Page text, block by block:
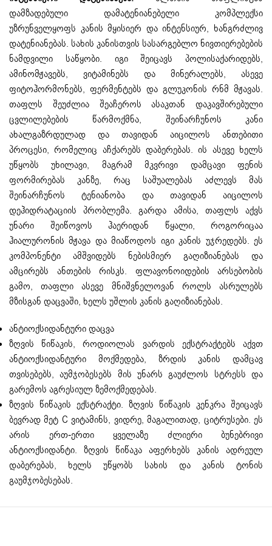
დამზადებული დამატენიანებელი კომპლექსი
უზრუნველყოფს კანის მყისიერ და ინტენსიურ, ხანგრძლივ
დატენიანებას. სახის კანისთვის სასარგებლო ნივთიერებების
ნამდვილი საწყობი. იგი შეიცავს პოლისაქარიდებს,
ამინომჟავებს, ვიტამინებს და მინერალებს, ასევე
ფიტოჰორმონებს, ფერმენტებს და გლუკონის რნმ მჟავას.
თაფლს შეუძლია შეაჩეროს ასაკთან დაკავშირებული
ცვლილებების წარმოქმნა, შეინარჩუნოს კანი
ახალგაზრდულად და თავიდან აიცილოს ანთებითი
პროცესი, რომელიც აჩქარებს დაბერებას. ის ასევე ხელს
უწყობს უხილავი, მაგრამ მკვრივი დამცავი ფენის
ფორმირებას კანზე, რაც საშუალებას აძლევს მას
შეინარჩუნოს ტენიანობა და თავიდან აიცილოს
დეჰიდრატაციის პრობლემა. გარდა ამისა, თაფლს აქვს
უნარი შეიწოვოს ჰაერიდან წყალი, როგორიცაა
ჰიალურონის მჟავა და მიაწოდოს იგი კანის უჯრედებს. ეს
კომპონენტი ამშვიდებს ნებისმიერ გაღიზიანებას და
ამცირებს ანთების რისკს. ფლავონოიდების არსებობის
გამო, თაფლი ასევე მნიშვნელოვან როლს ასრულებს
მზისგან დაცვაში, ხელს უშლის კანის გაღიზიანებას.
ანტიოქსიდანტური დაცვა
ზღვის წიწაკის, როდიოლას ვარდის ექსტრაქტებს აქვთ
ანტიოქსიდანტური მოქმედება, ზრდის კანის დამცავ
თვისებებს, აუმჯობესებს მის უნარს გაუძლოს სტრესს და
გარემოს აგრესიულ ზემოქმედებას.
ზღვის წიწაკის ექსტრაქტი. ზღვის წიწაკის კენკრა შეიცავს
ბევრად მეტ C ვიტამინს, ვიდრე, მაგალითად, ციტრუსები. ეს
არის ერთ-ერთი ყველაზე ძლიერი ბუნებრივი
ანტიოქსიდანტი. ზღვის წიწაკა აფერხებს კანის ადრეულ
დაბერებას, ხელს უწყობს სახის და კანის ტონის
გაუმჯობესებას.